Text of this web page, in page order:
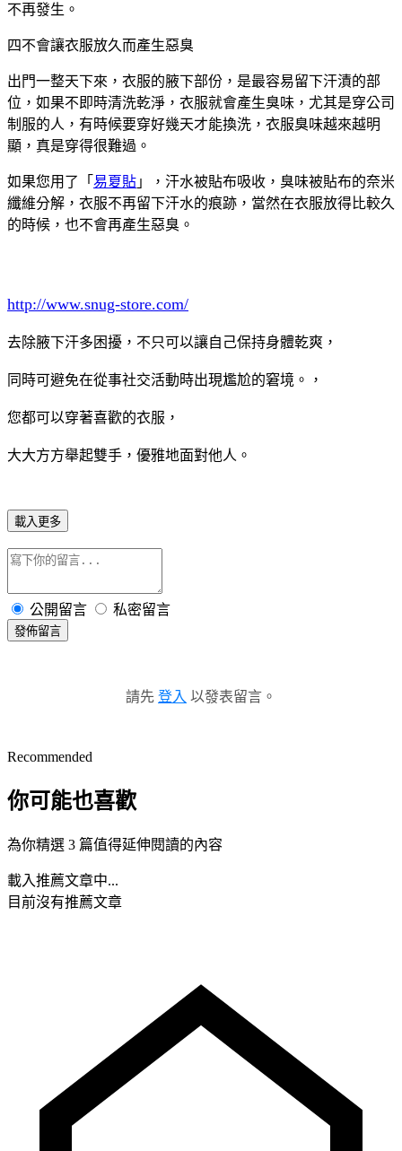
不再發生。
四不會讓衣服放久而產生惡臭
出門一整天下來，衣服的腋下部份，是最容易留下汗漬的部
位，如果不即時清洗乾淨，衣服就會產生臭味，尤其是穿公司
制服的人，有時候要穿好幾天才能換洗，衣服臭味越來越明
顯，真是穿得很難過。
如果您用了「 易夏貼 」，汗水被貼布吸收，臭味被貼布的奈米
纖維分解，衣服不再留下汗水的痕跡，當然在衣服放得比較久
的時候，也不會再產生惡臭。
http://www.snug-store.com/
去除腋下汗多困擾，不只可以讓自己保持身體乾爽，
同時可避免在從事社交活動時出現尷尬的窘境。，
您都可以穿著喜歡的衣服，
大大方方舉起雙手，優雅地面對他人。
載入更多
公開留言 私密留言
發佈留言
請先 登入 以發表留言。
Recommended
你可能也喜歡
為你精選 3 篇值得延伸閱讀的內容
載入推薦文章中...
目前沒有推薦文章